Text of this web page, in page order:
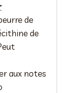
de
de
aux notes